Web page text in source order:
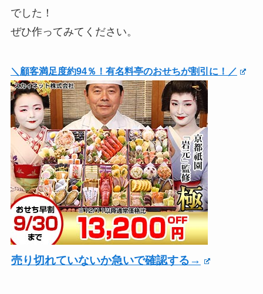
でした！
ぜひ作ってみてください。
＼顧客満足度約94％！有名料亭のおせちが割引に！／
売り切れていないか急いで確認する→